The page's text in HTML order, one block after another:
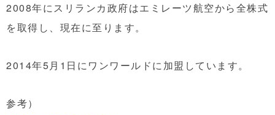
2008年にスリランカ政府はエミレーツ航空から全株式
を取得し、現在に至ります。
2014年5月1日にワンワールドに加盟しています。
参考）